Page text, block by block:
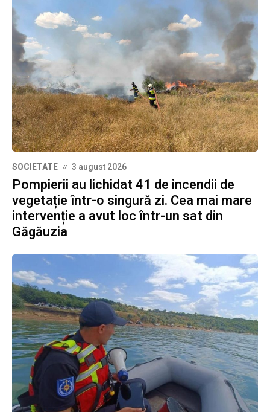
SOCIETATE 3 august 2026
Pompierii au lichidat 41 de incendii de
vegetație într-o singură zi. Cea mai mare
intervenție a avut loc într-un sat din
Găgăuzia